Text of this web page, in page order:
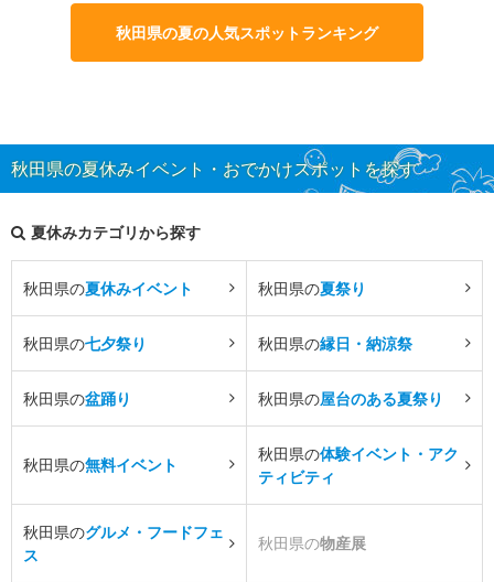
秋田県の夏の人気スポットランキング
秋田県の夏休みイベント・おでかけスポットを探す
夏休みカテゴリから探す
秋田県の夏休みイベント 秋田県の夏祭り
秋田県の七夕祭り 秋田県の縁日・納涼祭
秋田県の盆踊り 秋田県の屋台のある夏祭り
秋田県の無料イベント
秋田県の体験イベント・アク
ティビティ
秋田県のグルメ・フードフェ
ス
秋田県の物産展